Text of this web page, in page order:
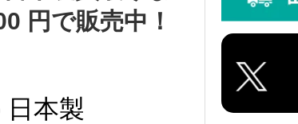
円で販売中！
日本製